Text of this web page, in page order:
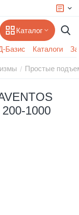
Каталог
Базис Каталоги
/ Простые
1000